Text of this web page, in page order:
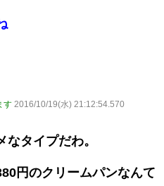
す 2016/10/19(水) 21:12:54.570
タイプだわ。
円のクリームパンなんて